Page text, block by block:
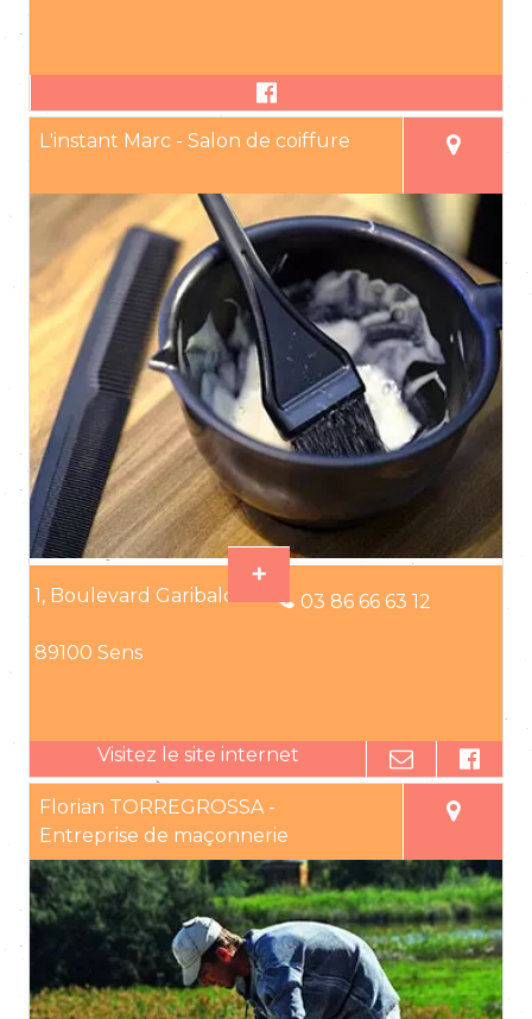
L'instant Marc - Salon de coiffure
1, Boulevard Garibaldi
89100 Sens
03 86 66 63 12
Florian TORREGROSSA -
Entreprise de maçonnerie